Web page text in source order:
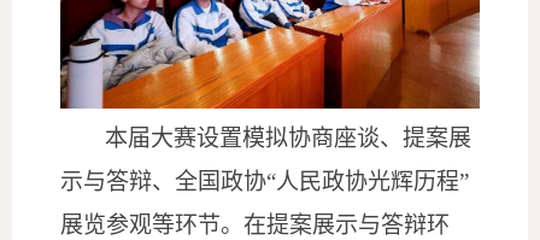
本届大赛设置模拟协商座谈、提案展
示与答辩、全国政协“人民政协光辉历程”
展览参观等环节。在提案展示与答辩环